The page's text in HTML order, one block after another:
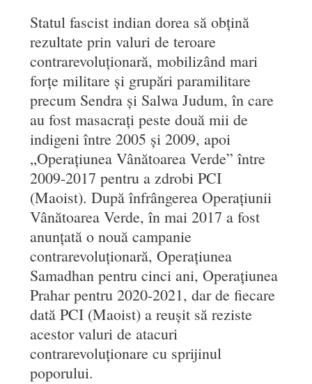
Statul fascist indian dorea să obțină
rezultate prin valuri de teroare
contrarevoluționară, mobilizând mari
forțe militare și grupări paramilitare
precum Sendra și Salwa Judum, în care
au fost masacrați peste două mii de
indigeni între 2005 și 2009, apoi
„Operațiunea Vânătoarea Verde” între
2009-2017 pentru a zdrobi PCI
(Maoist). După înfrângerea Operațiunii
Vânătoarea Verde, în mai 2017 a fost
anunțată o nouă campanie
contrarevoluționară, Operațiunea
Samadhan pentru cinci ani, Operațiunea
Prahar pentru 2020-2021, dar de fiecare
dată PCI (Maoist) a reușit să reziste
acestor valuri de atacuri
contrarevoluționare cu sprijinul
poporului.